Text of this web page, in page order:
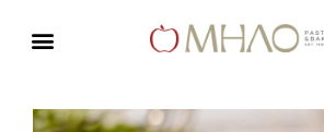
περιεχόμενο